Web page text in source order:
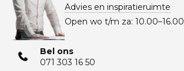
Advies en inspiratieruimte
Open wo t/m za: 10.00–16.00
Bel ons
071 303 16 50